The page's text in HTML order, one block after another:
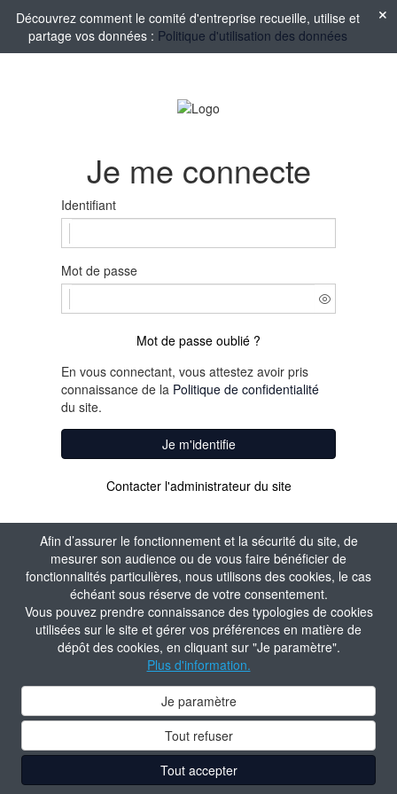
Afin d’assurer le fonctionnement et la sécurité du site, de
mesurer son audience ou de vous faire bénéficier de
fonctionnalités particulières, nous utilisons des cookies, le cas
échéant sous réserve de votre consentement.
Vous pouvez prendre connaissance des typologies de cookies
utilisées sur le site et gérer vos préférences en matière de
dépôt des cookies, en cliquant sur "Je paramètre".
Plus d'information.
Je paramètre
Tout refuser
Tout accepter
Découvrez comment le comité d'entreprise recueille, utilise et
partage vos données : Politique d'utilisation des données
Je me connecte
Identifiant
Mot de passe
Mot de passe oublié ?
En vous connectant, vous attestez avoir pris
connaissance de la Politique de confidentialité
du site.
Je m'identifie
Contacter l'administrateur du site